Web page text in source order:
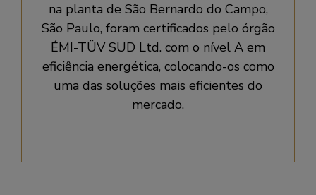
na planta de São Bernardo do Campo,
São Paulo, foram certificados pelo órgão
ÉMI-TÜV SUD Ltd. com o nível A em
eficiência energética, colocando-os como
uma das soluções mais eficientes do
mercado.